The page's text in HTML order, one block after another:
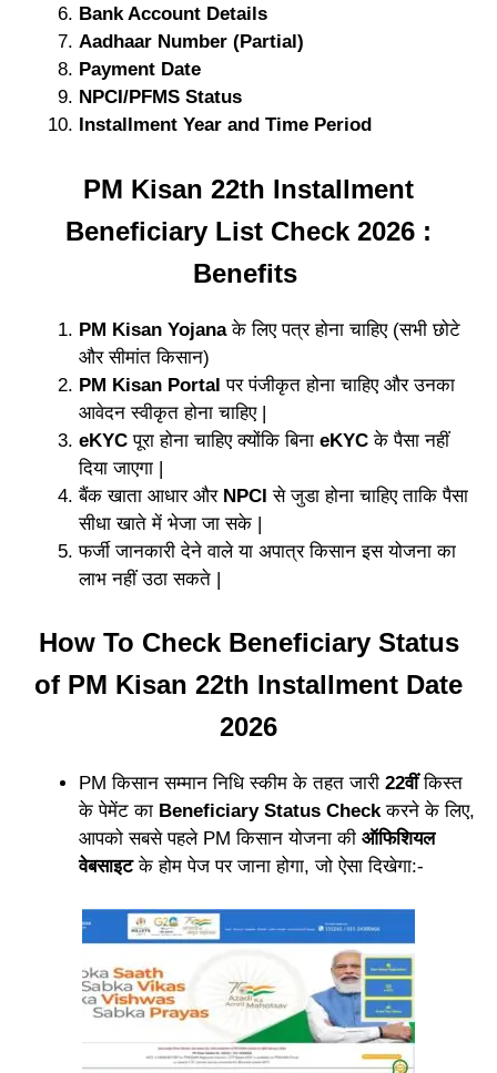
Bank Account Details
Aadhaar Number (Partial)
Payment Date
NPCI/PFMS Status
Installment Year and Time Period
PM Kisan 22th Installment
Beneficiary List Check 2026 :
Benefits
PM Kisan Yojanaके लिए पत्र होना चाहिए (सभी छोटे
और सीमांत किसान)
PM Kisan Portal पर पंजीकृत होना चाहिए और उनका
आवेदन स्वीकृत होना चाहिए |
eKYC पूरा होना चाहिए क्योंकि बिना eKYCके पैसा नहीं
दिया जाएगा |
बैंक खाता आधार और NPCIसे जुडा होना चाहिए ताकि पैसा
सीधा खाते में भेजा जा सके |
फर्जी जानकारी देने वाले या अपात्र किसान इस योजना का
लाभ नहीं उठा सकते |
How To Check Beneficiary Status
of PM Kisan 22th Installment Date
2026
PM किसान सम्मान निधि स्कीम के तहत जारी 22वींकिस्त
के पेमेंट का Beneficiary Status Checkकरने के लिए,
आपको सबसे पहले PM किसान योजना की ऑफिशियल
वेबसाइटके होम पेज पर जाना होगा, जो ऐसा दिखेगा:-